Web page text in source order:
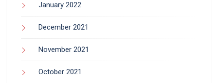
January 2022
December 2021
November 2021
October 2021